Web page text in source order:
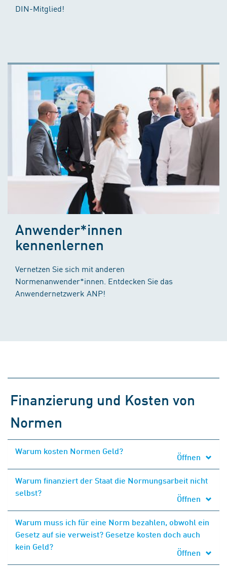
DIN-Mitglied!
Anwender*innen
kennenlernen
Vernetzen Sie sich mit anderen
Normenanwender*innen. Entdecken Sie das
Anwendernetzwerk ANP!
Finanzierung und Kosten von
Normen
Warum kosten Normen Geld?
Öffnen
Warum finanziert der Staat die Normungsarbeit nicht
selbst?
Öffnen
Warum muss ich für eine Norm bezahlen, obwohl ein
Gesetz auf sie verweist? Gesetze kosten doch auch
kein Geld?
Öffnen